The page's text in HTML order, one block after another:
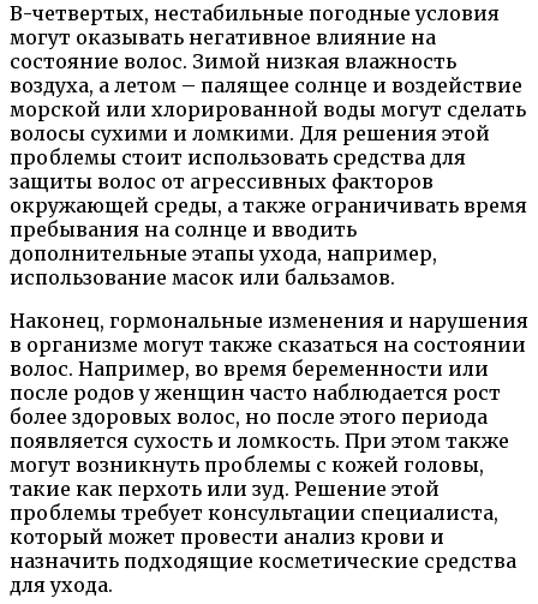
В-четвертых, нестабильные погодные условия
могут оказывать негативное влияние на
состояние волос. Зимой низкая влажность
воздуха, а летом – палящее солнце и воздействие
морской или хлорированной воды могут сделать
волосы сухими и ломкими. Для решения этой
проблемы стоит использовать средства для
защиты волос от агрессивных факторов
окружающей среды, а также ограничивать время
пребывания на солнце и вводить
дополнительные этапы ухода, например,
использование масок или бальзамов.
Наконец, гормональные изменения и нарушения
в организме могут также сказаться на состоянии
волос. Например, во время беременности или
после родов у женщин часто наблюдается рост
более здоровых волос, но после этого периода
появляется сухость и ломкость. При этом также
могут возникнуть проблемы с кожей головы,
такие как перхоть или зуд. Решение этой
проблемы требует консультации специалиста,
который может провести анализ крови и
назначить подходящие косметические средства
для ухода.